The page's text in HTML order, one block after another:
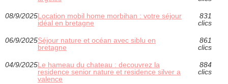
08/9/2025Location mobil home morbihan : votre séjour
idéal en bretagne
831
clics
06/9/2025Séjour nature et océan avec siblu en
bretagne
861
clics
04/9/2025Le hameau du chateau : decouvrez la
residence senior nature et residence silver a
valence
884
clics